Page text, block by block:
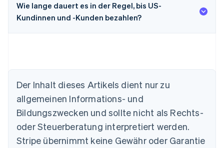
Wie lange dauert es in der Regel, bis US-
Kundinnen und -Kunden bezahlen?
Der Inhalt dieses Artikels dient nur zu
allgemeinen Informations- und
Bildungszwecken und sollte nicht als Rechts-
oder Steuerberatung interpretiert werden.
Stripe übernimmt keine Gewähr oder Garantie
English
Belgien
Nederlands Français Deutsch English
Brasilien
PortuguêsEnglish
Bulgarien